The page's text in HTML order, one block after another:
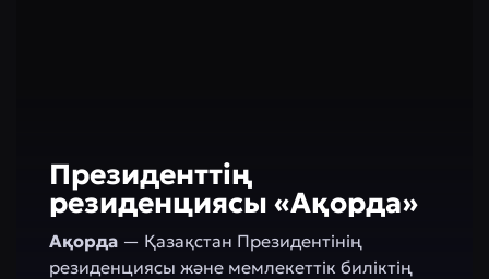
Президенттің
резиденциясы «Ақорда»
Ақорда — Қазақстан Президентінің
резиденциясы және мемлекеттік биліктің